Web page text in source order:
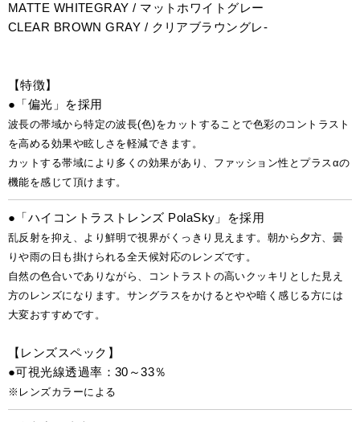
MATTE WHITEGRAY / マットホワイトグレー
CLEAR BROWN GRAY / クリアブラウングレ-
【特徴】
●「偏光」を採用
波長の帯域から特定の波長(色)をカットすることで色彩のコントラスト
を高める効果や眩しさを軽減できます。
カットする帯域により多くの効果があり、ファッション性とプラスαの
機能を感じて頂けます。
●「ハイコントラストレンズ PolaSky」を採用
乱反射を抑え、より鮮明で視界がくっきり見えます。朝から夕方、曇
りや雨の日も掛けられる全天候対応のレンズです。
自然の色合いでありながら、コントラストの高いクッキリとした見え
方のレンズになります。サングラスをかけるとやや暗く感じる方には
大変おすすめです。
【レンズスペック】
●可視光線透過率：30～33％
※レンズカラーによる